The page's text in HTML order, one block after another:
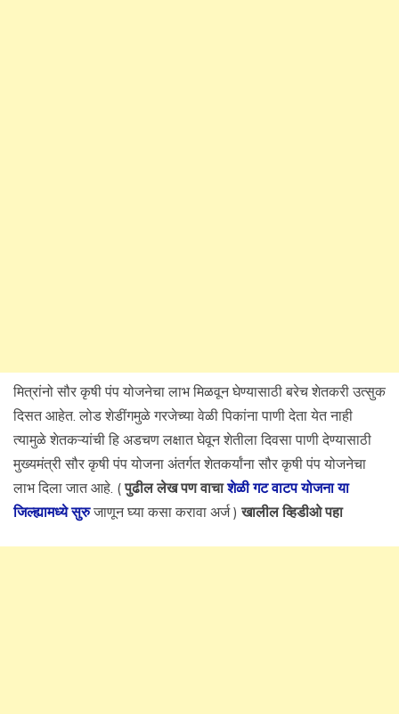
मित्रांनो सौर कृषी पंप योजनेचा लाभ मिळवून घेण्यासाठी बरेच शेतकरी उत्सुक
दिसत आहेत. लोड शेडींगमुळे गरजेच्या वेळी पिकांना पाणी देता येत नाही
त्यामुळे शेतकऱ्यांची हि अडचण लक्षात घेवून शेतीला दिवसा पाणी देण्यासाठी
मुख्यमंत्री सौर कृषी पंप योजना अंतर्गत शेतकर्यांना सौर कृषी पंप योजनेचा
लाभ दिला जात आहे. (पुढील लेख पण वाचाशेळी गट वाटप योजना या
जिल्ह्यामध्ये सुरुजाणून घ्या कसा करावा अर्ज )खालील व्हिडीओ पहा